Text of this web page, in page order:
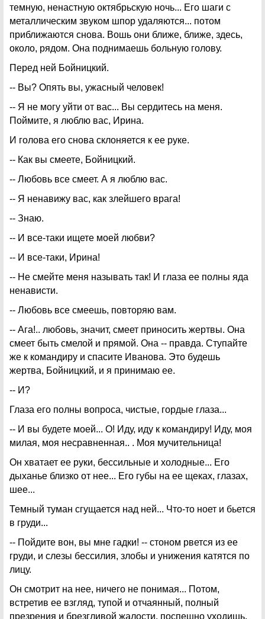
темную, ненастную октябрьскую ночь... Его шаги с
металлическим звуком шпор удаляются... потом
приближаются снова. Вошь они ближе, ближе, здесь,
около, рядом. Она поднимаешь больную голову.
Перед ней Бойницкий.
-- Вы? Опять вы, ужасный человек!
-- Я не могу уйти от вас... Вы сердитесь на меня.
Поймите, я люблю вас, Ирина.
И голова его снова склоняется к ее руке.
-- Как вы смеете, Бойницкий.
-- Любовь все смеет. А я люблю вас.
-- Я ненавижу вас, как злейшего врага!
-- Знаю.
-- И все-таки ищете моей любви?
-- И все-таки, Ирина!
-- Не смейте меня называть так! И глаза ее полны яда
ненависти.
-- Любовь все смеешь, повторяю вам.
-- Ага!.. любовь, значит, смеет приносить жертвы. Она
смеет быть смелой и прямой. Она -- правда. Ступайте
же к командиру и спасите Иванова. Это будешь
жертва, Бойницкий, и я принимаю ее.
-- И?
Глаза его полны вопроса, чистые, гордые глаза...
-- И вы будете моей... О! Иду, иду к командиру! Иду, моя
милая, моя несравненная.. . Моя мучительница!
Он хватает ее руки, бессильные и холодные... Его
дыханье близко от нее... Его губы на ее щеках, глазах,
шее...
Темный туман сгущается над ней... Что-то ноет и бьется
в груди...
-- Пойдите вон, вы мне гадки! -- стоном рвется из ее
груди, и слезы бессилия, злобы и унижения катятся по
лицу.
Он смотрит на нее, ничего не понимая... Потом,
встретив ее взгляд, тупой и отчаянный, полный
презрения и брезгливой жалости, поспешно уходишь.